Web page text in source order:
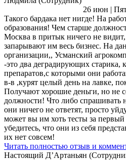
26 июн |
Такого бардака нет нигде! На
образования! Чем старше
Москва в притык ничего не
запарывают им весь бизнес. На
организации,, Усманский
-это два деградирующих старика,
препаратов,с которыми они
в-в ,курят целый день на лавке,
Получают хорошие деньги, но не
должности! Что либо спрашивать
они ничего не ответят, просто
может вы им хоть тесты за первый
убедитесь, что они из себя
их нет совсем!
Читать полностью отзыв и
Настоящий Д’Артаньян